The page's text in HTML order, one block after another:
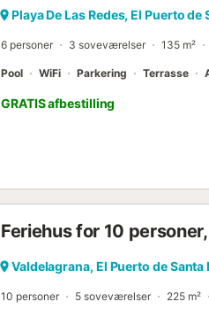
Playa De Las Redes, El Puerto de
6 personer 3 soveværelser 135 m²
Pool WiFi Parkering Terrasse
GRATIS afbestilling
Feriehus for 10
Valdelagrana, El Puerto de Santa
10 personer 5 soveværelser 225 m²